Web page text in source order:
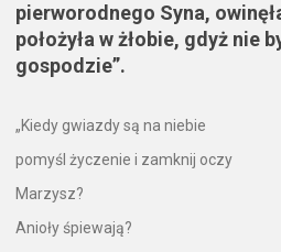
pierworodnego Syna,
położyła w żłobie, gdyż nie
gospodzie”.
„Kiedy gwiazdy są na niebie
pomyśl życzenie i zamknij oczy
Marzysz?
Anioły śpiewają?